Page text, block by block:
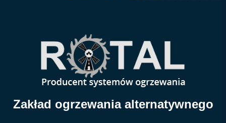
Zakład ogrzewania alternatywnego